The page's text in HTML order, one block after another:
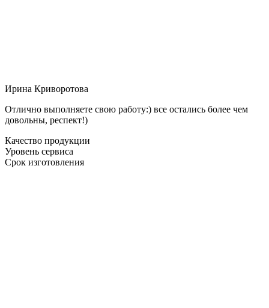
Ирина Криворотова
Отлично выполняете свою работу:) все остались более чем
довольны, респект!)
Качество продукции
Уровень сервиса
Срок изготовления